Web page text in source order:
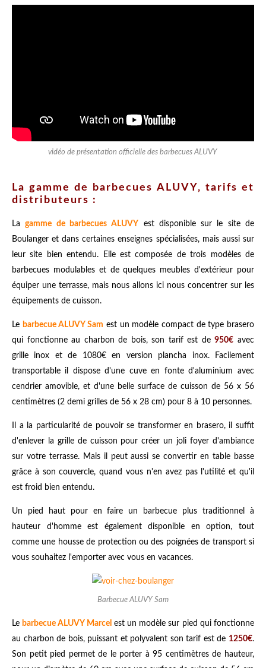
vidéo de présentation officielle des barbecues ALUVY
La gamme de barbecues ALUVY, tarifs et
distributeurs :
Lagamme de barbecues ALUVY est disponible sur le site de
Boulanger et dans certaines enseignes spécialisées, mais aussi sur
leur site bien entendu. Elle est composée de trois modèles de
barbecues modulables et de quelques meubles d'extérieur pour
équiper une terrasse, mais nous allons ici nous concentrer sur les
équipements de cuisson.
Le barbecue ALUVY Sam est un modèle compact de type brasero
qui fonctionne au charbon de bois, son tarif est de950€ avec
grille inox et de 1080€ en version plancha inox. Facilement
transportable il dispose d'une cuve en fonte d'aluminium avec
cendrier amovible, et d'une belle surface de cuisson de 56 x 56
centimètres (2 demi grilles de 56 x 28 cm) pour 8 à 10 personnes.
Il a la particularité de pouvoir se transformer en brasero, il suffit
d'enlever la grille de cuisson pour créer un joli foyer d'ambiance
sur votre terrasse. Mais il peut aussi se convertir en table basse
grâce à son couvercle, quand vous n'en avez pas l'utilité et qu'il
est froid bien entendu.
Un pied haut pour en faire un barbecue plus traditionnel à
hauteur d'homme est également disponible en option, tout
comme une housse de protection ou des poignées de transport si
vous souhaitez l'emporter avec vous en vacances.
Barbecue ALUVY Sam
Le barbecue ALUVY Marcel est un modèle sur pied qui fonctionne
au charbon de bois, puissant et polyvalent son tarif est de 1250€.
Son petit pied permet de le porter à 95 centimètres de hauteur,